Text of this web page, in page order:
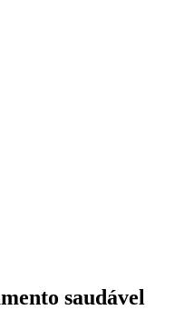
saudável